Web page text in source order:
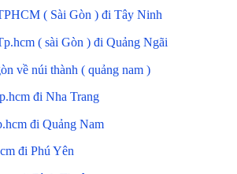
( Sài Gòn ) đi Tây Ninh
( sài Gòn ) đi Quảng Ngãi
về núi thành ( quảng nam )
đi Nha Trang
đi Quảng Nam
đi Phú Yên